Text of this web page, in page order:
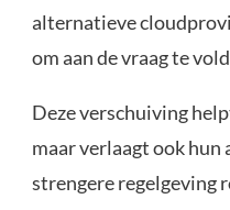
alternatieve
om aan de vraag te
Deze verschuiving
maar verlaagt ook
strengere regelgeving